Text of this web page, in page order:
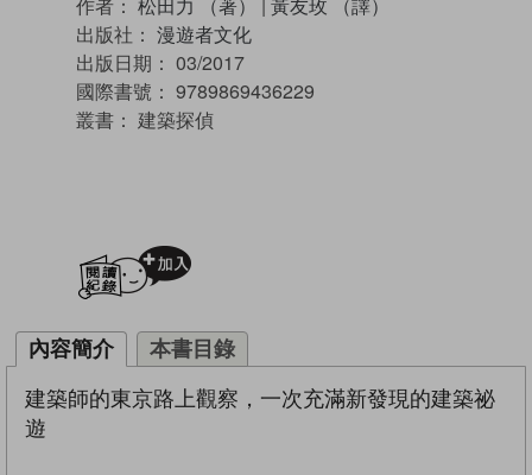
出版社： 漫遊者文化
出版日期： 03/2017
國際書號： 9789869436229
叢書： 建築探偵
內容簡介 本書目錄
建築師的東京路上觀察，一次充滿新發現的建築祕
遊